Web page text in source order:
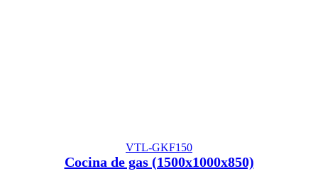
VTL-GKF150
Cocina de gas (1500x1000x850)